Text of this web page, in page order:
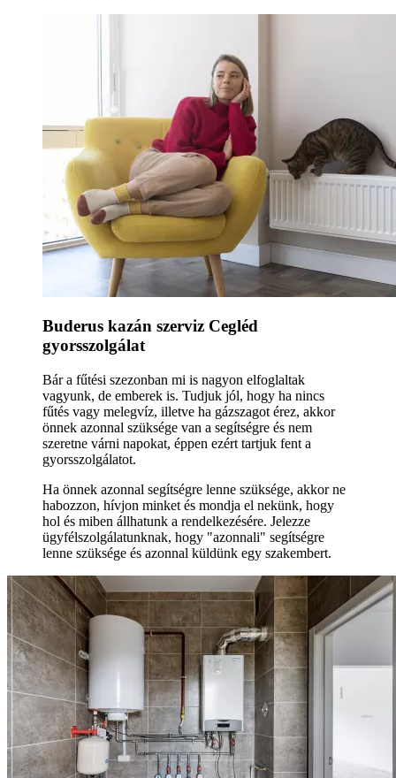
Buderus kazán szerviz Cegléd
gyorsszolgálat
Bár a fűtési szezonban mi is nagyon elfoglaltak
vagyunk, de emberek is. Tudjuk jól, hogy ha nincs
fűtés vagy melegvíz, illetve ha gázszagot érez, akkor
önnek azonnal szüksége van a segítségre és nem
szeretne várni napokat, éppen ezért tartjuk fent a
gyorsszolgálatot.
Ha önnek azonnal segítségre lenne szüksége, akkor ne
habozzon, hívjon minket és mondja el nekünk, hogy
hol és miben állhatunk a rendelkezésére. Jelezze
ügyfélszolgálatunknak, hogy "azonnali" segítségre
lenne szüksége és azonnal küldünk egy szakembert.